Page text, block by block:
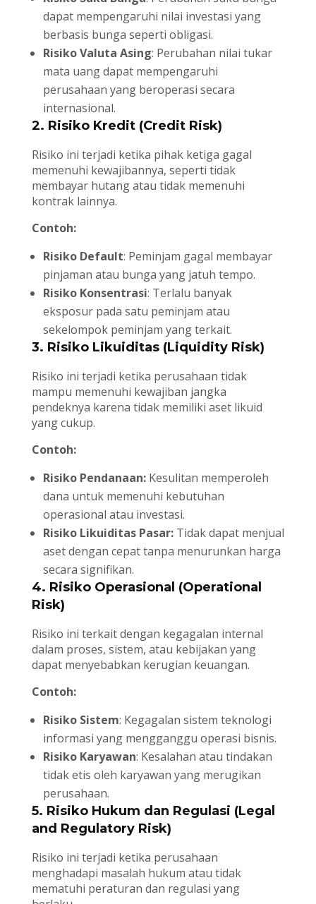
dapat mempengaruhi nilai investasi yang
berbasis bunga seperti obligasi.
Risiko Valuta Asing: Perubahan nilai tukar
mata uang dapat mempengaruhi
perusahaan yang beroperasi secara
internasional.
2. Risiko Kredit (Credit Risk)
Risiko ini terjadi ketika pihak ketiga gagal
memenuhi kewajibannya, seperti tidak
membayar hutang atau tidak memenuhi
kontrak lainnya.
Contoh:
Risiko Default: Peminjam gagal membayar
pinjaman atau bunga yang jatuh tempo.
Risiko Konsentrasi: Terlalu banyak
eksposur pada satu peminjam atau
sekelompok peminjam yang terkait.
3. Risiko Likuiditas (Liquidity Risk)
Risiko ini terjadi ketika perusahaan tidak
mampu memenuhi kewajiban jangka
pendeknya karena tidak memiliki aset likuid
yang cukup.
Contoh:
Risiko Pendanaan:Kesulitan memperoleh
dana untuk memenuhi kebutuhan
operasional atau investasi.
Risiko Likuiditas Pasar:Tidak dapat menjual
aset dengan cepat tanpa menurunkan harga
secara signifikan.
4. Risiko Operasional (Operational
Risk)
Risiko ini terkait dengan kegagalan internal
dalam proses, sistem, atau kebijakan yang
dapat menyebabkan kerugian keuangan.
Contoh:
Risiko Sistem: Kegagalan sistem teknologi
informasi yang mengganggu operasi bisnis.
Risiko Karyawan: Kesalahan atau tindakan
tidak etis oleh karyawan yang merugikan
perusahaan.
5. Risiko Hukum dan Regulasi (Legal
and Regulatory Risk)
Risiko ini terjadi ketika perusahaan
menghadapi masalah hukum atau tidak
mematuhi peraturan dan regulasi yang